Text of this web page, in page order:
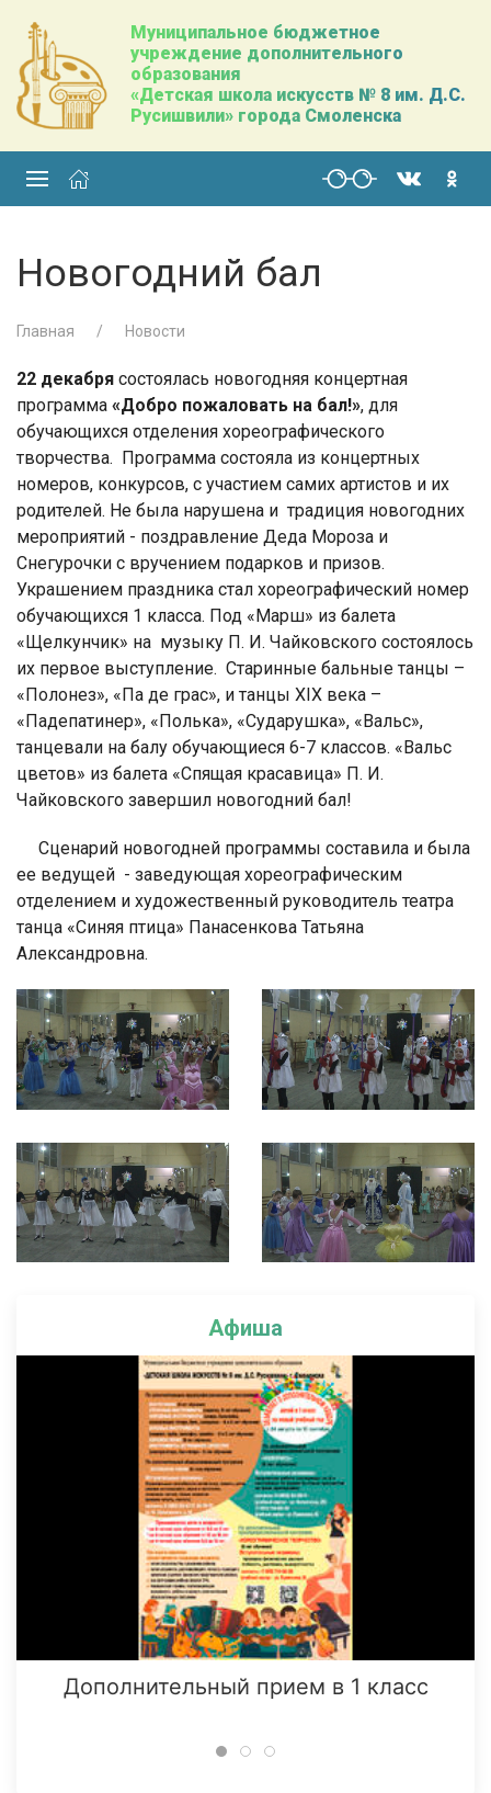
Муниципальное бюджетное
учреждение дополнительного
образования
«Детская школа искусств № 8 им. Д.С.
Русишвили» города Смоленска
Афиша
Дополнительный прием в 1 класс
Новогодний бал
Главная Новости
22 декабря состоялась новогодняя концертная
программа «Добро пожаловать на бал!», для
обучающихся отделения хореографического
творчества. Программа состояла из концертных
номеров, конкурсов, с участием самих артистов и их
родителей. Не была нарушена и традиция новогодних
мероприятий - поздравление Деда Мороза и
Снегурочки с вручением подарков и призов.
Украшением праздника стал хореографический номер
обучающихся 1 класса. Под «Марш» из балета
«Щелкунчик» на музыку П. И. Чайковского состоялось
их первое выступление. Старинные бальные танцы –
«Полонез», «Па де грас», и танцы XIX века –
«Падепатинер», «Полька», «Сударушка», «Вальс»,
танцевали на балу обучающиеся 6-7 классов. «Вальс
цветов» из балета «Спящая красавица» П. И.
Чайковского завершил новогодний бал!
Сценарий новогодней программы составила и была
ее ведущей - заведующая хореографическим
отделением и художественный руководитель театра
танца «Синяя птица» Панасенкова Татьяна
Александровна.